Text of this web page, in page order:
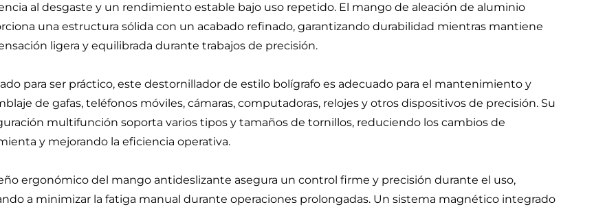
al desgaste y un rendimiento estable bajo uso repetido. El mango de aleación de aluminio
una estructura sólida con un acabado refinado, garantizando durabilidad mientras mantiene
ligera y equilibrada durante trabajos de precisión.
para ser práctico, este destornillador de estilo bolígrafo es adecuado para el mantenimiento y
de gafas, teléfonos móviles, cámaras, computadoras, relojes y otros dispositivos de precisión. Su
multifunción soporta varios tipos y tamaños de tornillos, reduciendo los cambios de
y mejorando la eficiencia operativa.
ergonómico del mango antideslizante asegura un control firme y precisión durante el uso,
a minimizar la fatiga manual durante operaciones prolongadas. Un sistema magnético integrado